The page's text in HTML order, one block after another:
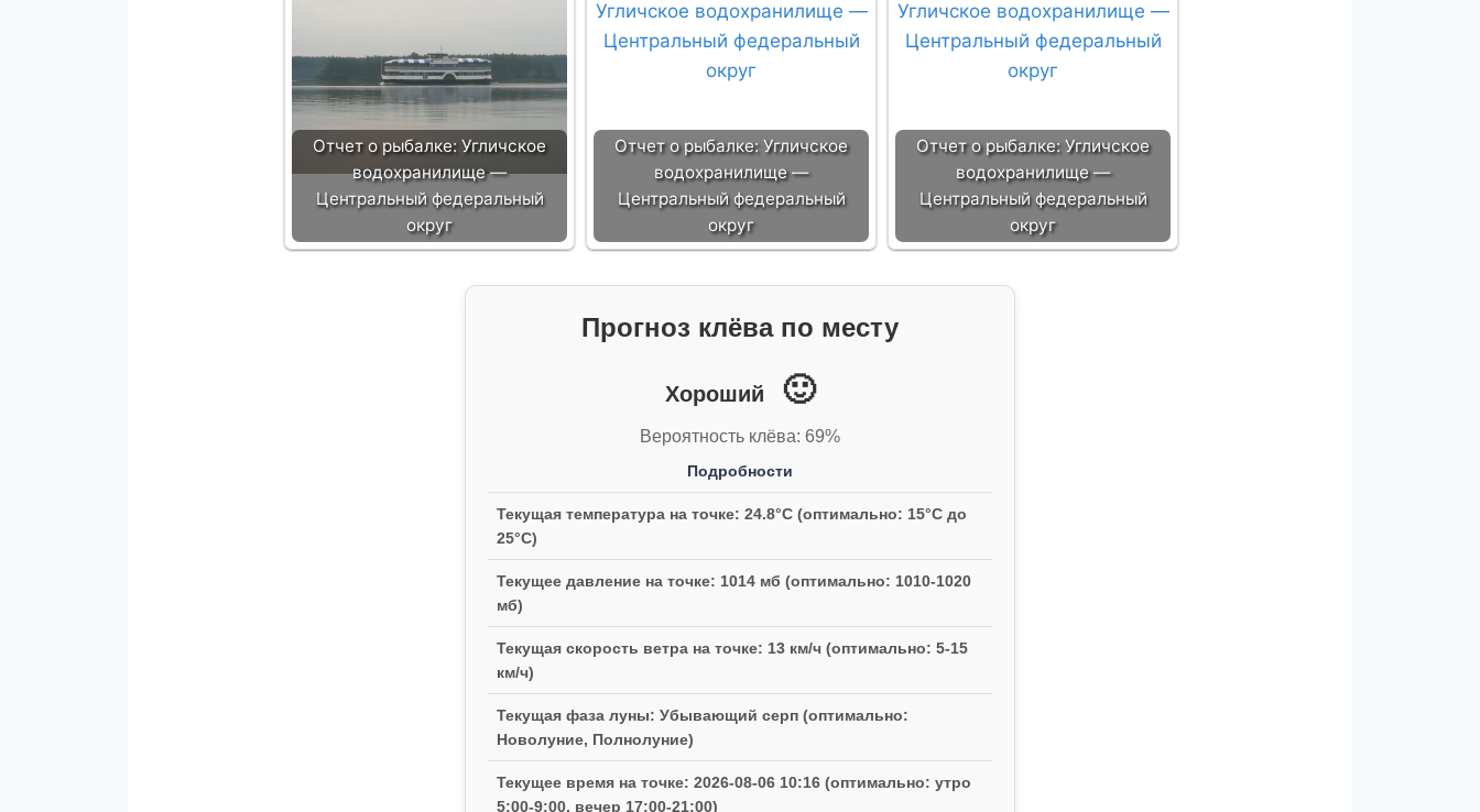
Отчет о рыбалке: Угличское
водохранилище —
Центральный федеральный
округ
Отчет о рыбалке: Угличское
водохранилище —
Центральный федеральный
округ
Отчет о рыбалке: Угличское
водохранилище —
Центральный федеральный
округ
Прогноз клёва по месту
Хороший 🙂
Вероятность клёва: 69%
Подробности
Текущая температура на точке: 24.8°C (оптимально: 15°C до
25°C)
Текущее давление на точке: 1014 мб (оптимально: 1010-1020
мб)
Текущая скорость ветра на точке: 13 км/ч (оптимально: 5-15
км/ч)
Текущая фаза луны: Убывающий серп (оптимально:
Новолуние, Полнолуние)
Текущее время на точке: 2026-08-06 10:16 (оптимально: утро
5:00-9:00, вечер 17:00-21:00)